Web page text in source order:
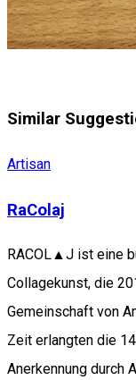
Similar
Artisan
RaColaj
RACOL▲J ist eine
Collagekunst, die
Gemeinschaft von
Zeit erlangten die
Anerkennung durch